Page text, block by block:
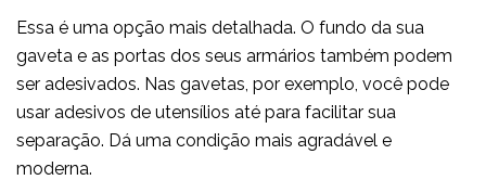
Essa é uma opção mais detalhada. O fundo da sua
gaveta e as portas dos seus armários também podem
ser adesivados. Nas gavetas, por exemplo, você pode
usar adesivos de utensílios até para facilitar sua
separação. Dá uma condição mais agradável e
moderna.